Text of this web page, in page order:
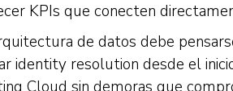
KPIs que conecten
de datos debe
identity resolution desde el